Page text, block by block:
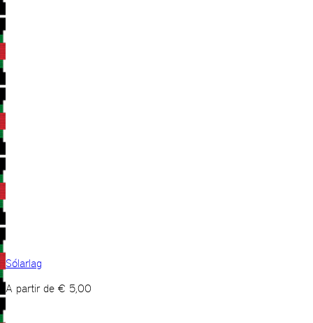
Sólarlag
A partir de € 5,00